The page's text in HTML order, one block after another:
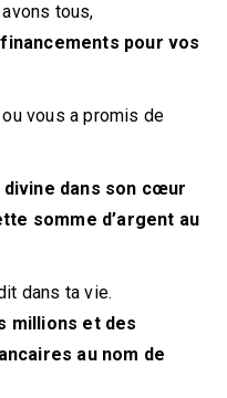
tous,
pour vos
vous a promis de
divine dans son cœur
somme d’argent au
dans ta vie.
millions et des
au nom de